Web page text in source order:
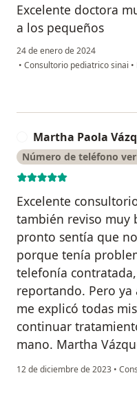
Excelente doctora
a los pequeños
24 de enero de 2024
• Consultorio pediatrico sinai •
Martha Paola
Número de teléfono
Excelente
también reviso muy
pronto sentía que
porque tenía
telefonía
reportando. Pero
me explicó todas
continuar
mano. Martha
12 de diciembre de 2023 •